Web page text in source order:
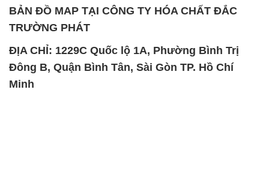
BẢN ĐỒ MAP TẠI CÔNG TY HÓA CHẤT ĐẮC
TRƯỜNG PHÁT
ĐỊA CHỈ: 1229C Quốc lộ 1A, Phường Bình Trị
Đông B, Quận Bình Tân, Sài Gòn TP. Hồ Chí
Minh